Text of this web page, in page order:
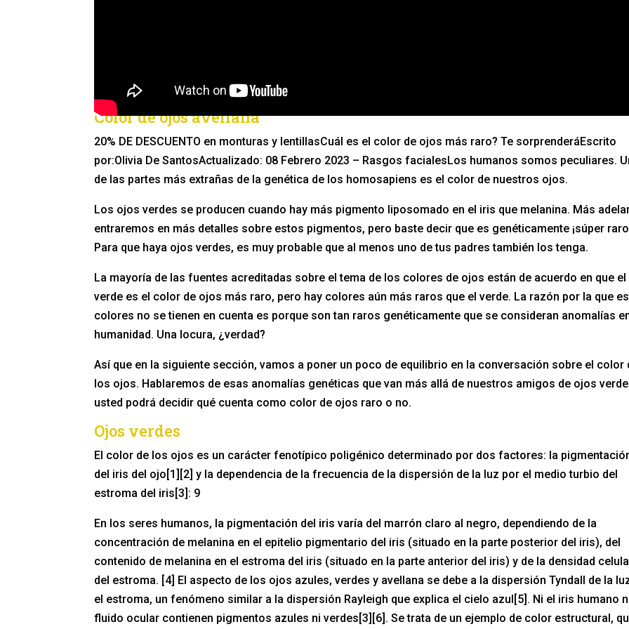
Color de ojos avellana
20% DE DESCUENTO en monturas y lentillasCuál es el color de ojos más raro? Te sorprenderáEscrito
por:Olivia De SantosActualizado: 08 Febrero 2023 – Rasgos facialesLos humanos somos peculiares.
de las partes más extrañas de la genética de los homosapiens es el color de nuestros ojos.
Los ojos verdes se producen cuando hay más pigmento liposomado en el iris que melanina. Más
entraremos en más detalles sobre estos pigmentos, pero baste decir que es genéticamente ¡súper
Para que haya ojos verdes, es muy probable que al menos uno de tus padres también los tenga.
La mayoría de las fuentes acreditadas sobre el tema de los colores de ojos están de acuerdo en que el
verde es el color de ojos más raro, pero hay colores aún más raros que el verde. La razón por la que
colores no se tienen en cuenta es porque son tan raros genéticamente que se consideran anomalías
humanidad. Una locura, ¿verdad?
Así que en la siguiente sección, vamos a poner un poco de equilibrio en la conversación sobre el color
los ojos. Hablaremos de esas anomalías genéticas que van más allá de nuestros amigos de ojos
usted podrá decidir qué cuenta como color de ojos raro o no.
Ojos verdes
El color de los ojos es un carácter fenotípico poligénico determinado por dos factores: la
del iris del ojo[1][2] y la dependencia de la frecuencia de la dispersión de la luz por el medio turbio del
estroma del iris[3]: 9
En los seres humanos, la pigmentación del iris varía del marrón claro al negro, dependiendo de la
concentración de melanina en el epitelio pigmentario del iris (situado en la parte posterior del iris), del
contenido de melanina en el estroma del iris (situado en la parte anterior del iris) y de la densidad
del estroma. [4] El aspecto de los ojos azules, verdes y avellana se debe a la dispersión Tyndall de la
el estroma, un fenómeno similar a la dispersión Rayleigh que explica el cielo azul[5]. Ni el iris humano
fluido ocular contienen pigmentos azules ni verdes[3][6]. Se trata de un ejemplo de color estructural,